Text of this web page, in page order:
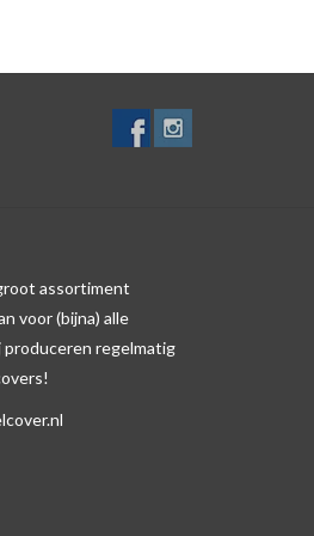
behuizing wel
zichtbaar is.
assortiment
voor (bijna) alle
produceren regelmatig